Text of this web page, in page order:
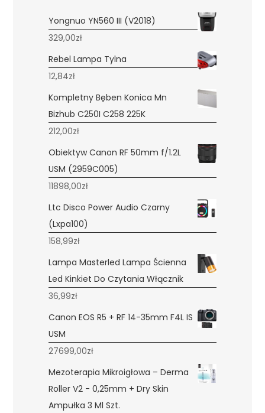
Yongnuo YN560 III (V2018)
329,00zł
Rebel Lampa Tylna
12,84zł
Kompletny Bęben Konica Mn
Bizhub C250I C258 225K
212,00zł
Obiektyw Canon RF 50mm f/1.2L
USM (2959C005)
11898,00zł
Ltc Disco Power Audio Czarny
(Lxpa100)
158,99zł
Lampa Masterled Lampa Ścienna
Led Kinkiet Do Czytania Włącznik
36,99zł
Canon EOS R5 + RF 14-35mm F4L IS
USM
27699,00zł
Mezoterapia Mikroigłowa – Derma
Roller V2 - 0,25mm + Dry Skin
Ampułka 3 Ml Szt.